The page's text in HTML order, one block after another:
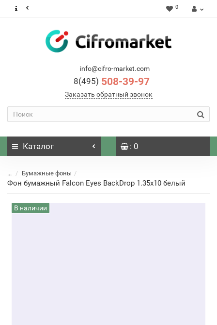
0
info@cifro-market.com
8(495) 508-39-97
Заказать обратный звонок
Каталог : 0
... Бумажные фоны
Фон бумажный Falcon Eyes BackDrop 1.35x10 белый
В наличии